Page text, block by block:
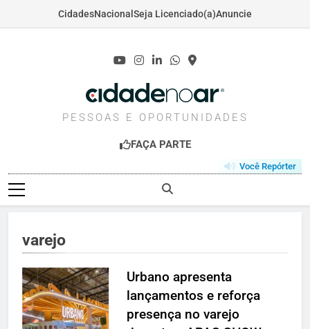
CidadesNacional Seja Licenciado(a)Anuncie
CIDADENOAR.COM
PESSOAS E OPORTUNIDADES
FAÇA PARTE
Você Repórter
varejo
Urbano apresenta
lançamentos e reforça
presença no varejo